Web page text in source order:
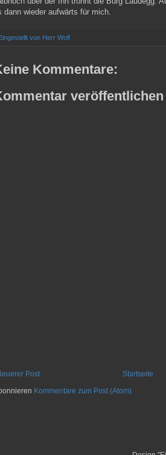
dann wieder aufwärts für mich.
von Herr Wolf
Kommentare:
veröffentlichen
Post
Startseite
Kommentare zum Post (Atom)